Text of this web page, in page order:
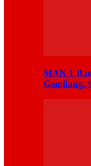
MAN 1
Gemilang,